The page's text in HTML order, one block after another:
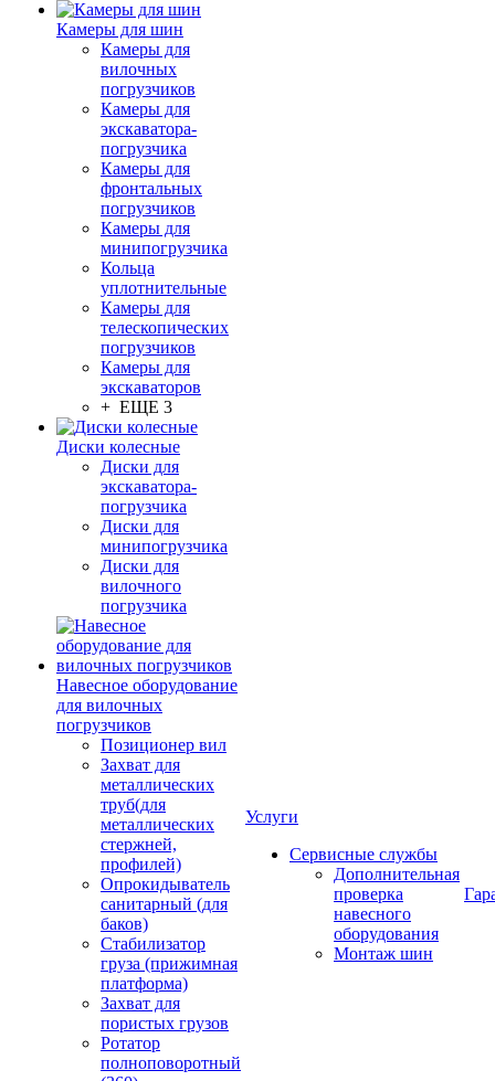
Камеры для шин
Камеры для
вилочных
погрузчиков
Камеры для
экскаватора-
погрузчика
Камеры для
фронтальных
погрузчиков
Камеры для
минипогрузчика
Кольца
уплотнительные
Камеры для
телескопических
погрузчиков
Камеры для
экскаваторов
+ ЕЩЕ 3
Диски колесные
Диски для
экскаватора-
погрузчика
Диски для
минипогрузчика
Диски для
вилочного
погрузчика
Навесное оборудование
для вилочных
погрузчиков
Позиционер вил
Захват для
металлических
труб(для
металлических
стержней,
профилей)
Опрокидыватель
санитарный (для
баков)
Стабилизатор
груза (прижимная
платформа)
Захват для
пористых грузов
Ротатор
полноповоротный
Услуги
Сервисные службы
Дополнительная
проверка
навесного
оборудования
Монтаж шин